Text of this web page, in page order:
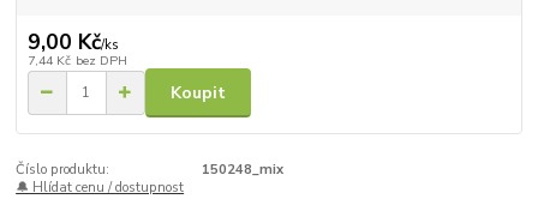
9,00 Kč/ks
7,44 Kč bez DPH
Koupit
Číslo produktu:
150248_mix
🔔 Hlídat cenu / dostupnost